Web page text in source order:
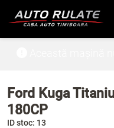
Ford Kuga
180CP
ID stoc: 13